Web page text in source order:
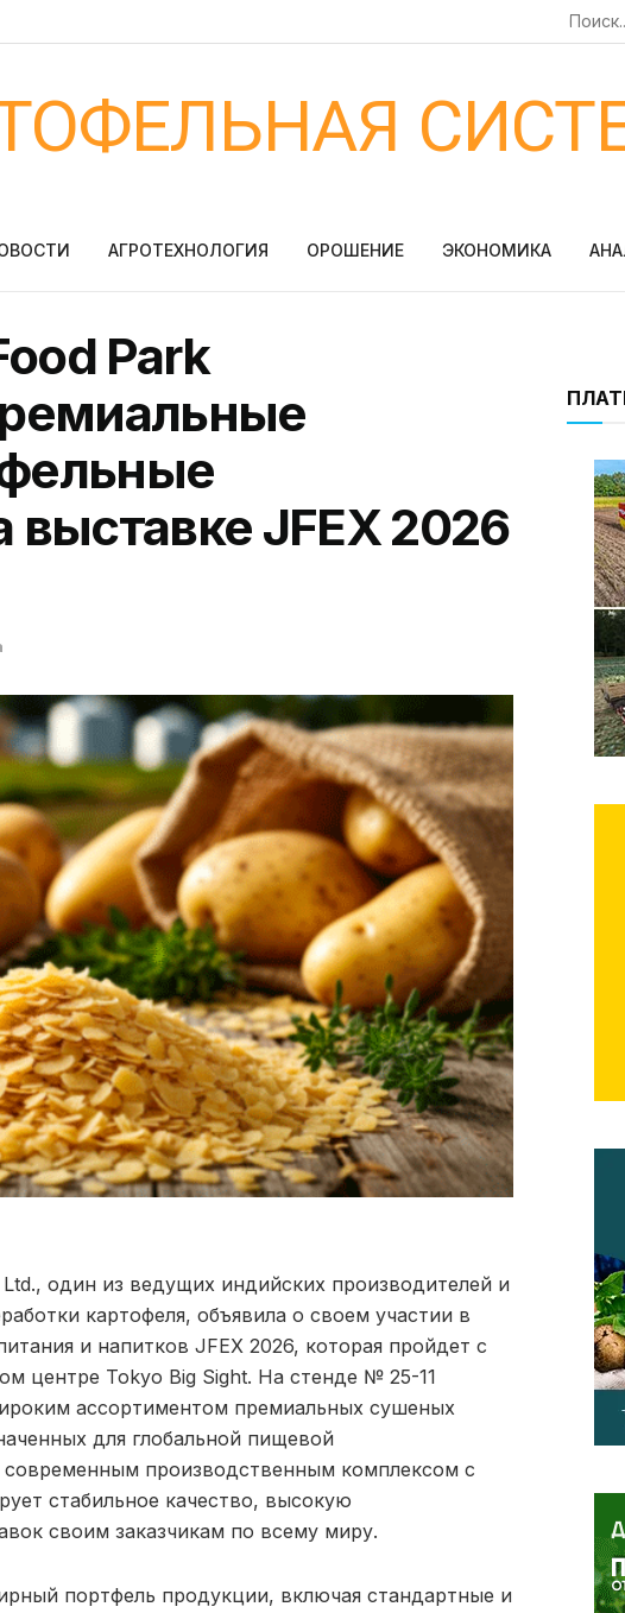
АГРОТЕХНОЛОГИЯ ОРОШЕНИЕ ЭКОНОМИКА
Park
JFEX 2026
один из ведущих индийских производителей и
картофеля, объявила о своем участии в
и напитков JFEX 2026, которая пройдет с
центре Tokyo Big Sight. На стенде № 25-11
ассортиментом премиальных сушеных
для глобальной пищевой
производственным комплексом с
стабильное качество, высокую
своим заказчикам по всему миру.
портфель продукции, включая стандартные и